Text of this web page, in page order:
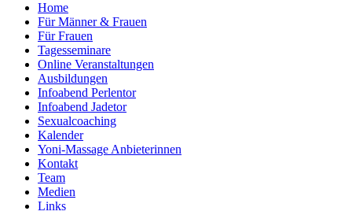
Home
Für Männer & Frauen
Für Frauen
Tagesseminare
Online Veranstaltungen
Ausbildungen
Infoabend Perlentor
Infoabend Jadetor
Sexualcoaching
Kalender
Yoni-Massage Anbieterinnen
Kontakt
Team
Medien
Links